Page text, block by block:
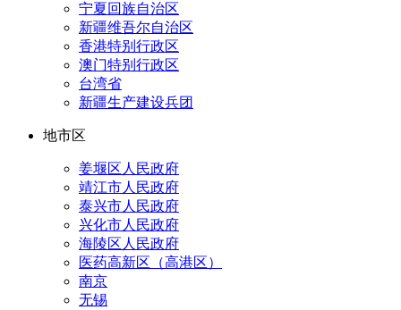
宁夏回族自治区
新疆维吾尔自治区
香港特别行政区
澳门特别行政区
台湾省
新疆生产建设兵团
地市区
姜堰区人民政府
靖江市人民政府
泰兴市人民政府
兴化市人民政府
海陵区人民政府
医药高新区（高港区）
南京
无锡